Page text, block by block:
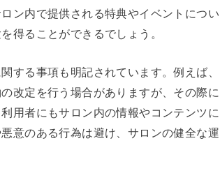
ン内で提供される特典やイベントについ
得ることができるでしょう。
する事項も明記されています。例えば、
改定を行う場合がありますが、その際に
用者にもサロン内の情報やコンテンツに
意のある行為は避け、サロンの健全な運